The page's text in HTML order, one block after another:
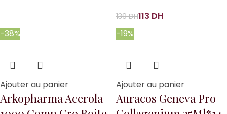
139DH113 DH
-38%
Ajouter au panier
Arkopharma Acerola
-19%
Ajouter au panier
Auracos Geneva Pro